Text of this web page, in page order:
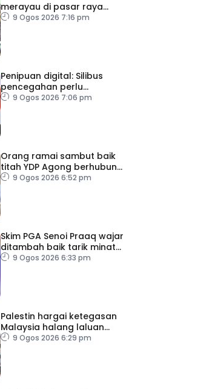
merayau di pasar raya
Terengganu diminta tampil
9 Ogos 2026 7:16 pm
Penipuan digital: Silibus
pencegahan perlu
diperkenalkan – PPIM
9 Ogos 2026 7:06 pm
Orang ramai sambut baik
titah YDP Agong berhubung
RCI TH
9 Ogos 2026 6:52 pm
Skim PGA Senoi Praaq wajar
ditambah baik tarik minat
belia orang asli
9 Ogos 2026 6:33 pm
Palestin hargai ketegasan
Malaysia halang laluan
transit ke Israel
9 Ogos 2026 6:29 pm